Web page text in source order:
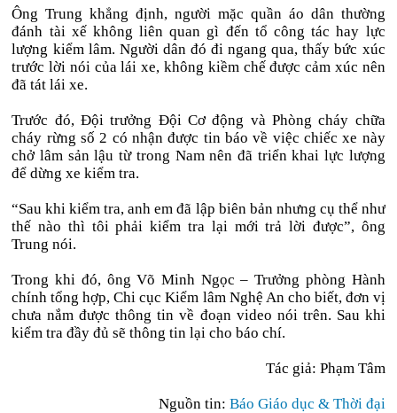
Ông Trung khẳng định, người mặc quần áo dân thường
đánh tài xế không liên quan gì đến tổ công tác hay lực
lượng kiểm lâm. Người dân đó đi ngang qua, thấy bức xúc
trước lời nói của lái xe, không kiềm chế được cảm xúc nên
đã tát lái xe.
Trước đó, Đội trưởng Đội Cơ động và Phòng cháy chữa
cháy rừng số 2 có nhận được tin báo về việc chiếc xe này
chở lâm sản lậu từ trong Nam nên đã triển khai lực lượng
để dừng xe kiểm tra.
“Sau khi kiểm tra, anh em đã lập biên bản nhưng cụ thể như
thế nào thì tôi phải kiểm tra lại mới trả lời được”, ông
Trung nói.
Trong khi đó, ông Võ Minh Ngọc – Trưởng phòng Hành
chính tổng hợp, Chi cục Kiểm lâm Nghệ An cho biết, đơn vị
chưa nắm được thông tin về đoạn video nói trên. Sau khi
kiểm tra đầy đủ sẽ thông tin lại cho báo chí.
Tác giả: Phạm Tâm
Nguồn tin: Báo Giáo dục & Thời đại